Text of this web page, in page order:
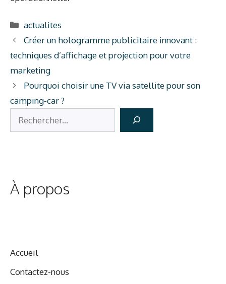
Catégories
actualites
Créer un hologramme publicitaire innovant :
techniques d’affichage et projection pour votre
marketing
Pourquoi choisir une TV via satellite pour son
camping-car ?
Rechercher
À propos
Accueil
Contactez-nous